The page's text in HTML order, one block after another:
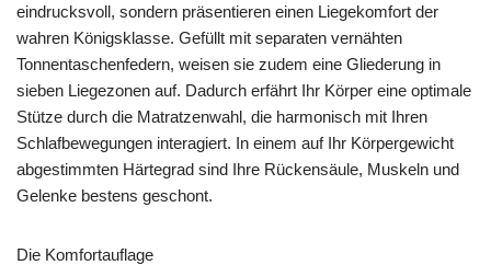
eindrucksvoll, sondern präsentieren einen Liegekomfort der
wahren Königsklasse. Gefüllt mit separaten vernähten
Tonnentaschenfedern, weisen sie zudem eine Gliederung in
sieben Liegezonen auf. Dadurch erfährt Ihr Körper eine optimale
Stütze durch die Matratzenwahl, die harmonisch mit Ihren
Schlafbewegungen interagiert. In einem auf Ihr Körpergewicht
abgestimmten Härtegrad sind Ihre Rückensäule, Muskeln und
Gelenke bestens geschont.
Die Komfortauflage